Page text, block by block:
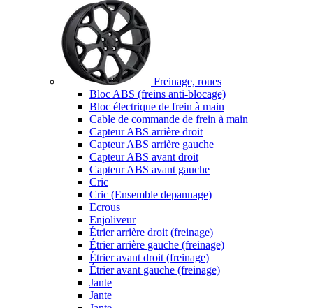
Freinage, roues
Bloc ABS (freins anti-blocage)
Bloc électrique de frein à main
Cable de commande de frein à main
Capteur ABS arrière droit
Capteur ABS arrière gauche
Capteur ABS avant droit
Capteur ABS avant gauche
Cric
Cric (Ensemble depannage)
Ecrous
Enjoliveur
Étrier arrière droit (freinage)
Étrier arrière gauche (freinage)
Étrier avant droit (freinage)
Étrier avant gauche (freinage)
Jante
Jante